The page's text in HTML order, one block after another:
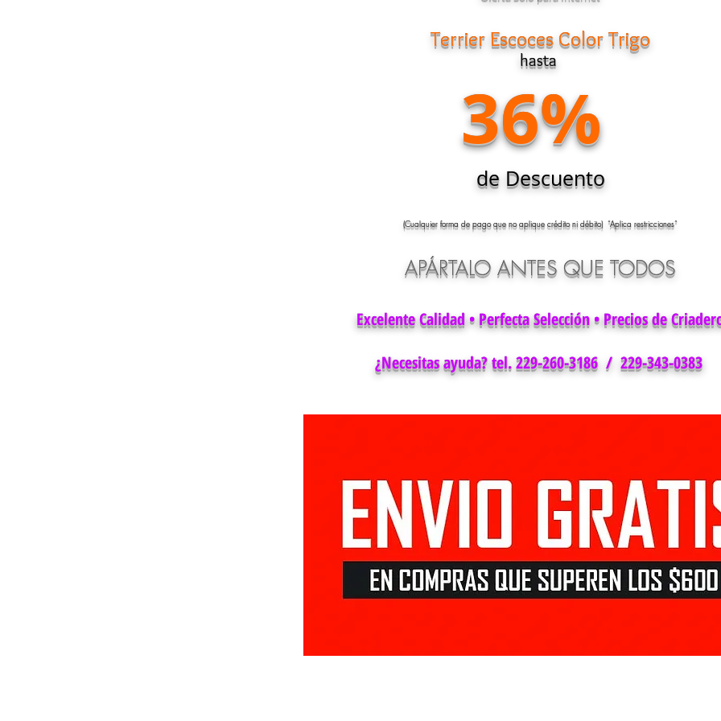
Terrier Escoces Color Trigo
hasta
36%
de Descuento
(Cualquier forma de pago que no aplique crédito ni débito) “Aplica restricciones”
APÁRTALO ANTES QUE TODOS
Excelente Calidad • Perfecta Selección • Precios de
¿Necesitas ayuda? tel. 229-260-3186 / 229-343-0383